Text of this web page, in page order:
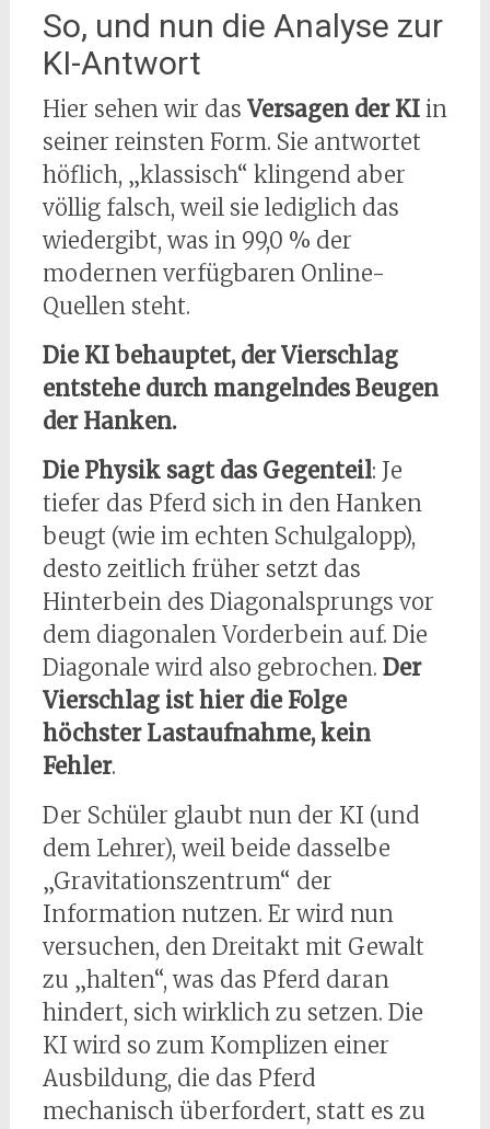
So, und nun die Analyse zur
KI-Antwort
Hier sehen wir das Versagen der KI in
seiner reinsten Form. Sie antwortet
höflich, „klassisch“ klingend aber
völlig falsch, weil sie lediglich das
wiedergibt, was in 99,0 % der
modernen verfügbaren Online-
Quellen steht.
Die KI behauptet, der Vierschlag
entstehe durch mangelndes Beugen
der Hanken.
Die Physik sagt das Gegenteil: Je
tiefer das Pferd sich in den Hanken
beugt (wie im echten Schulgalopp),
desto zeitlich früher setzt das
Hinterbein des Diagonalsprungs vor
dem diagonalen Vorderbein auf. Die
Diagonale wird also gebrochen. Der
Vierschlag ist hier die Folge
höchster Lastaufnahme, kein
Fehler.
Der Schüler glaubt nun der KI (und
dem Lehrer), weil beide dasselbe
„Gravitationszentrum“ der
Information nutzen. Er wird nun
versuchen, den Dreitakt mit Gewalt
zu „halten“, was das Pferd daran
hindert, sich wirklich zu setzen. Die
KI wird so zum Komplizen einer
Ausbildung, die das Pferd
mechanisch überfordert, statt es zu